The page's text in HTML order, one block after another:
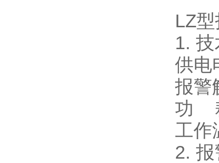
LZ
1. 技
供电
报警
功
工作
2. 报